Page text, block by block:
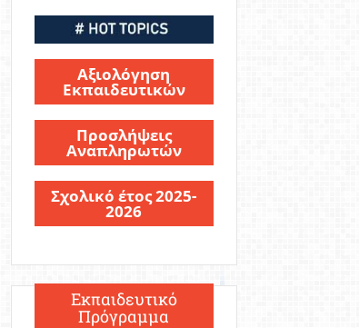
Αξιολόγηση
Εκπαιδευτικών
Προσλήψεις
Αναπληρωτών
Σχολικό έτος 2025-
2026
Εκπαιδευτικό
Πρόγραμμα